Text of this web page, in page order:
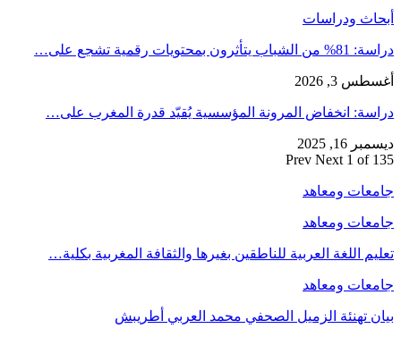
أبحاث ودراسات
دراسة: 81% من الشباب يتأثرون بمحتويات رقمية تشجع على…
أغسطس 3, 2026
دراسة: انخفاض المرونة المؤسسية يُقيّد قدرة المغرب على…
ديسمبر 16, 2025
Prev Next 1 of 135
جامعات ومعاهد
جامعات ومعاهد
تعليم اللغة العربية للناطقين بغيرها والثقافة المغربية بكلية…
جامعات ومعاهد
بيان تهنئة الزميل الصحفي محمد العربي أطريبش